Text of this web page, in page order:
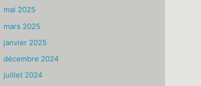
mai 2025
mars 2025
janvier 2025
décembre 2024
juillet 2024